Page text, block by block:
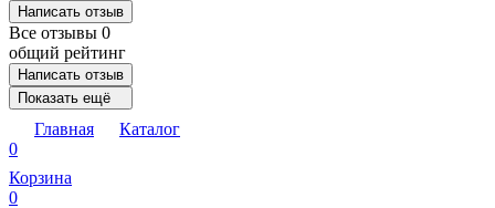
Написать отзыв
Все отзывы 0
общий рейтинг
Написать отзыв
Показать ещё
Главная
Каталог
0
Корзина
0